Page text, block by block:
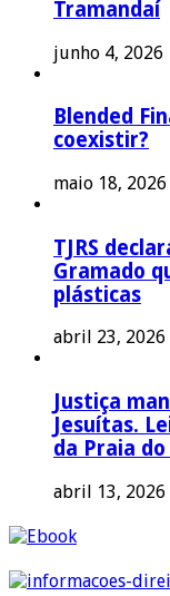
Tramandaí
junho 4, 2026
Blended
coexistir?
maio 18, 2026
TJRS
Gramado
plásticas
abril 23, 2026
Justiça
Jesuítas.
da Praia do
abril 13, 2026